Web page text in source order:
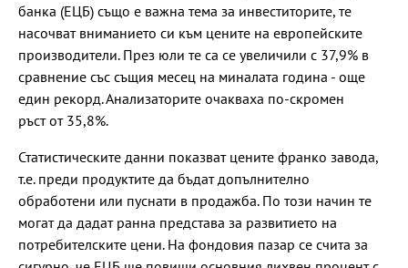
банка (ЕЦБ) също е важна тема за инвеститорите, те
насочват вниманието си към цените на европейските
производители. През юли те са се увеличили с 37,9% в
сравнение със същия месец на миналата година - още
един рекорд. Анализаторите очакваха по-скромен
ръст от 35,8%.
Статистическите данни показват цените франко завода,
т.е. преди продуктите да бъдат допълнително
обработени или пуснати в продажба. По този начин те
могат да дадат ранна представа за развитието на
потребителските цени. На фондовия пазар се счита за